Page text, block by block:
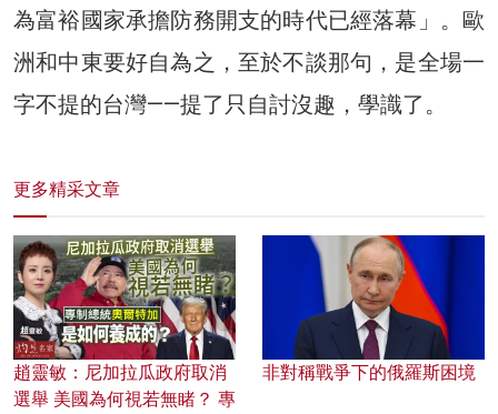
為富裕國家承擔防務開支的時代已經落幕」。歐
洲和中東要好自為之，至於不談那句，是全場一
字不提的台灣——提了只自討沒趣，學識了。
更多精采文章
趙靈敏：尼加拉瓜政府取消
選舉 美國為何視若無睹？ 專
非對稱戰爭下的俄羅斯困境